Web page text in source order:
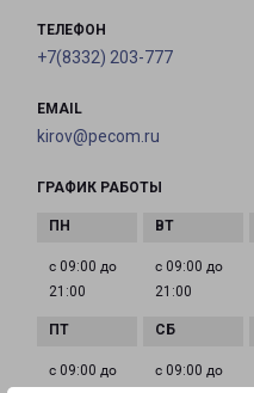
ТЕЛЕФОН
+7(8332) 203-777
EMAIL
kirov@pecom.ru
ГРАФИК РАБОТЫ
с 09:00 до
21:00
с 09:00 до
21:00
с 09:00 до
с 09:00 до